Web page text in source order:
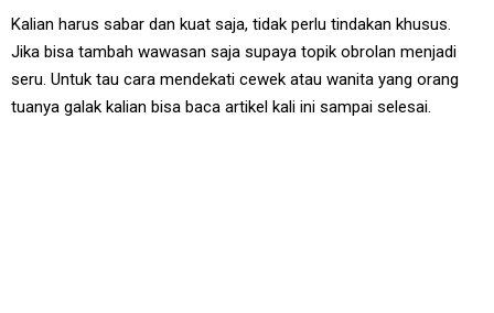
Kalian harus sabar dan kuat saja, tidak perlu tindakan khusus.
Jika bisa tambah wawasan saja supaya topik obrolan menjadi
seru. Untuk tau cara mendekati cewek atau wanita yang orang
tuanya galak kalian bisa baca artikel kali ini sampai selesai.